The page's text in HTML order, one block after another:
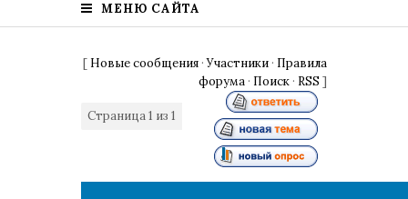
МЕНЮ САЙТА
[ Новые сообщения ·Участники · Правила
форума · Поиск · RSS ]
Страница1 из 1